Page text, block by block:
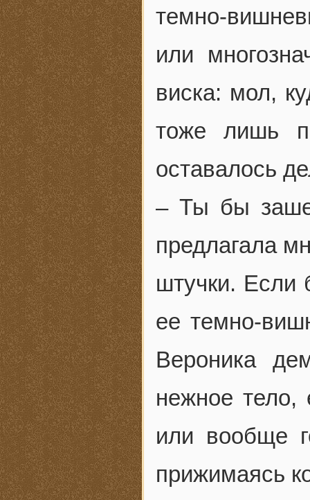
темно-
или
виска: мол,
тоже лишь
оставалось
– Ты бы
предлагала
штучки. Если
ее темно-
Вероника
нежное тело,
или вообще
прижимаясь